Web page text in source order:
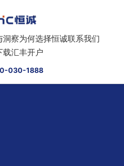
洞察为何选择恒诚联系我们
载汇丰开户
030-1888